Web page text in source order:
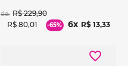
de: R$ 229,90
R$ 80,01 -65% 6 R$ 13,33